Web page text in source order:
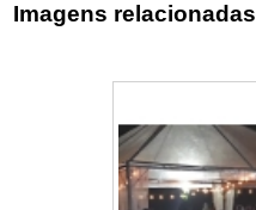
Imagens relacionadas